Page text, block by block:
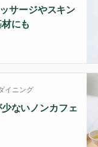
サージやスキン
にも
イニング
ないノンカフェ